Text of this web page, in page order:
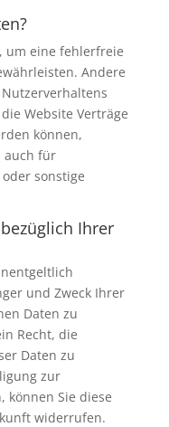
um eine fehlerfreie
Andere
Website Verträge
können,
auch für
sonstige
Ihrer
und Zweck Ihrer
Daten zu
Recht, die
Daten zu
zur
können Sie diese
widerrufen.